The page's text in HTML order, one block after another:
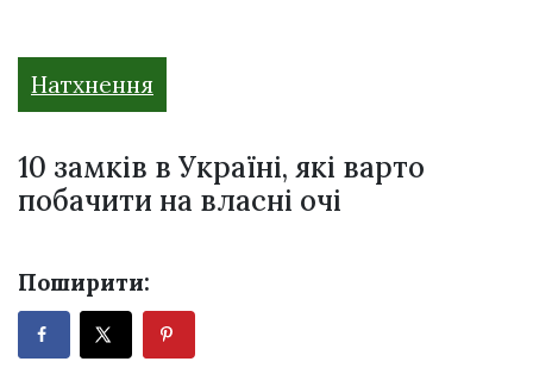
Натхнення
10 замків в Україні, які варто
побачити на власні очі
Поширити: